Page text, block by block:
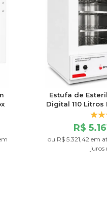
Estufa de
Digital 110
R$
ou R$ 5.321,42em
juros